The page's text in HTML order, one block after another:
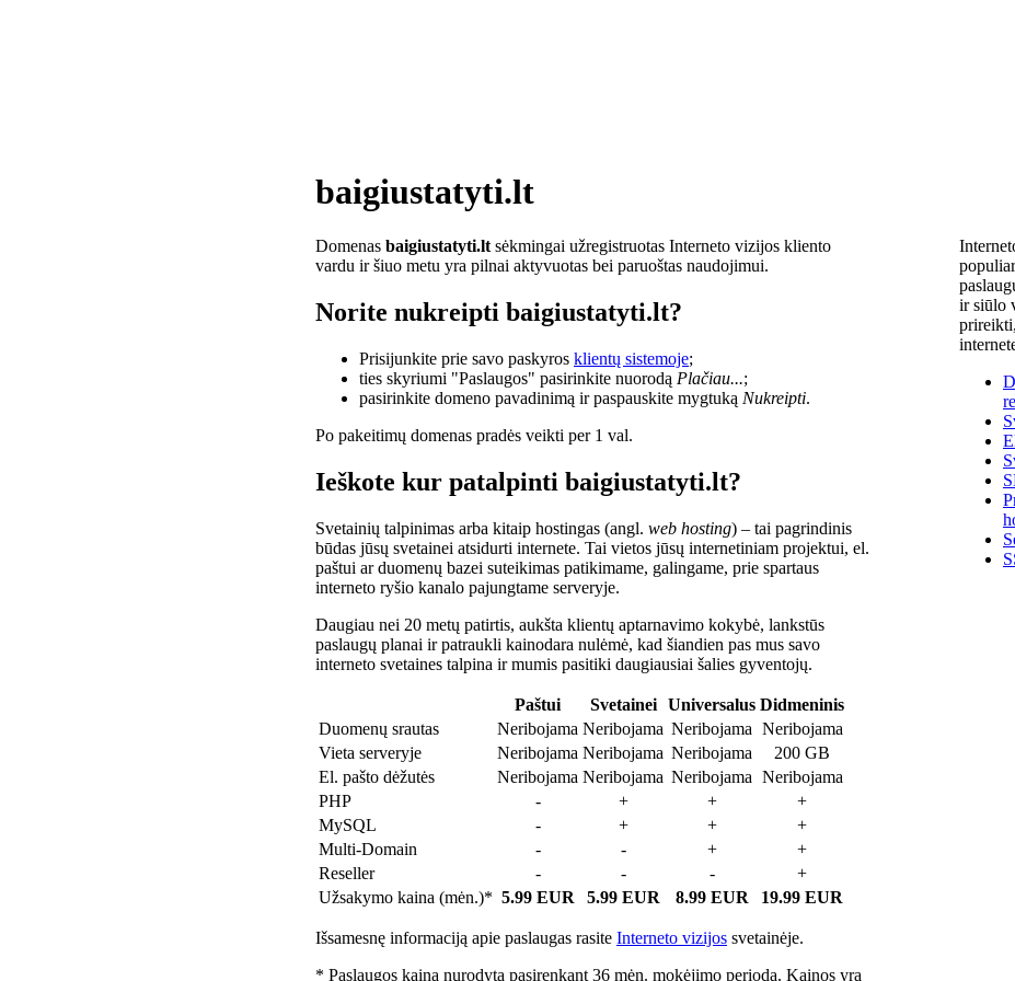
baigiustatyti.lt
Domenas baigiustatyti.lt sėkmingai užregistruotas Interneto vizijos kliento
vardu ir šiuo metu yra pilnai aktyvuotas bei paruoštas naudojimui.
Norite nukreipti baigiustatyti.lt?
Prisijunkite prie savo paskyros klientų sistemoje;
ties skyriumi "Paslaugos" pasirinkite nuorodą Plačiau...;
pasirinkite domeno pavadinimą ir paspauskite mygtuką Nukreipti.
Po pakeitimų domenas pradės veikti per 1 val.
Ieškote kur patalpinti baigiustatyti.lt?
Svetainių talpinimas arba kitaip hostingas (angl. web hosting) – tai pagrindinis
būdas jūsų svetainei atsidurti internete. Tai vietos jūsų internetiniam projektui, el.
paštui ar duomenų bazei suteikimas patikimame, galingame, prie spartaus
interneto ryšio kanalo pajungtame serveryje.
Daugiau nei 20 metų patirtis, aukšta klientų aptarnavimo kokybė, lankstūs
paslaugų planai ir patraukli kainodara nulėmė, kad šiandien pas mus savo
interneto svetaines talpina ir mumis pasitiki daugiausiai šalies gyventojų.
Paštui Svetainei Universalus Didmeninis
Duomenų srautas
Neribojama Neribojama Neribojama Neribojama
Vieta serveryje
Neribojama Neribojama Neribojama
200 GB
El. pašto dėžutės
Neribojama Neribojama Neribojama Neribojama
PHP
- + +
+
MySQL
- + +
+
Multi-Domain
- - +
+
Reseller
- - -
+
Užsakymo kaina (mėn.)* 5.99 EUR 5.99 EUR 8.99 EUR 19.99 EUR
Išsamesnę informaciją apie paslaugas rasite Interneto vizijos svetainėje.
* Paslaugos kaina nurodyta pasirenkant 36 mėn. mokėjimo periodą. Kainos yra
ir siūlo